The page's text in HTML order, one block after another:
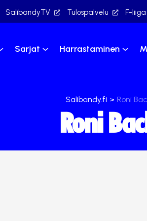
SalibandyTV Tulospalvelu F-liiga
Sarjat Harrastaminen
Salibandy.fi > Roni
Roni